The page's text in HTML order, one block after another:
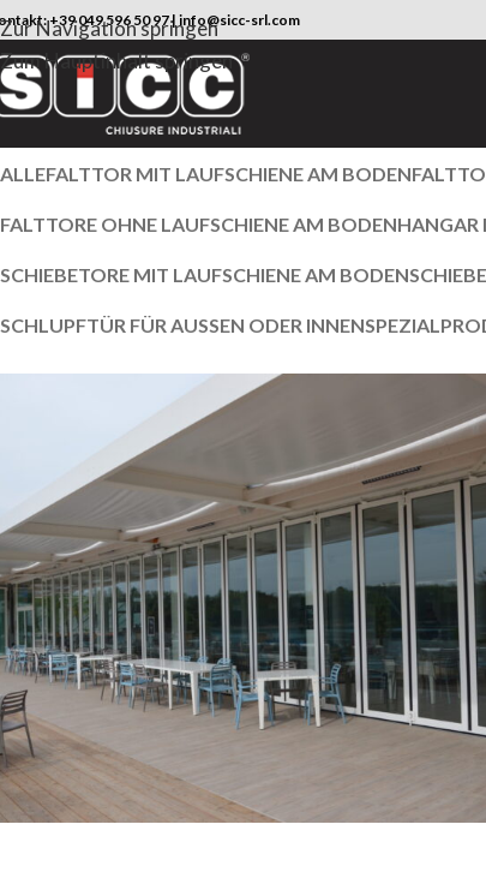
Zur Navigation springen
Zum Hauptinhalt springen
+39 049 596 50 97| info@sicc-srl.com
ALLEFALTTOR MIT LAUFSCHIENE AM BODEN
FALTTORE OHNE LAUFSCHIENE AM BODENHANGAR
SCHIEBETORE MIT LAUFSCHIENE AM BODEN
SCHLUPFTÜR FÜR AUSSEN ODER INNEN